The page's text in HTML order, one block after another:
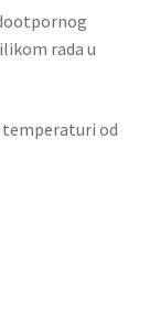
rada u
temperaturi od